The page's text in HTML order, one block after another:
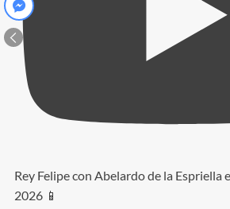
Rey Felipe con Abelardo de la Espriella
2026 📱